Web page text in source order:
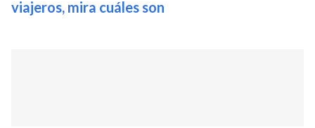
viajeros, mira cuáles son